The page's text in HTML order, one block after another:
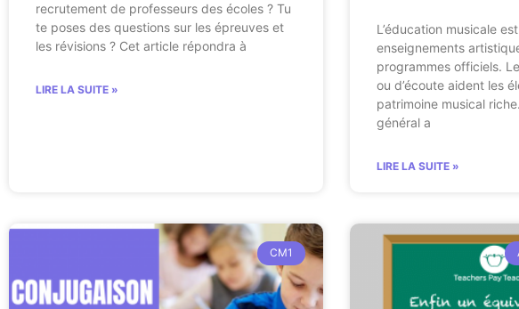
recrutement de professeurs des écoles ? Tu
te poses des questions sur les épreuves et
les révisions ? Cet article répondra à
LIRE LA SUITE »
L’éducation musicale est
enseignements
programmes officiels.
ou d’écoute aident les
patrimoine musical
général a
LIRE LA SUITE »
CM1